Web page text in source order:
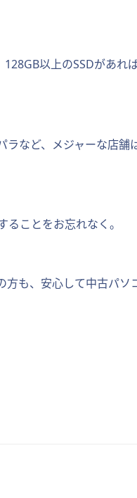
以上のSSDがあれ
など、メジャーな店舗
ことをお忘れなく。
も、安心して中古パソ